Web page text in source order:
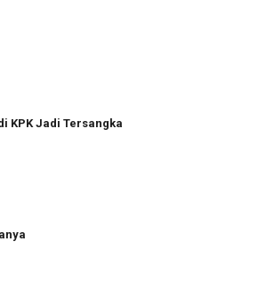
KPK Jadi Tersangka